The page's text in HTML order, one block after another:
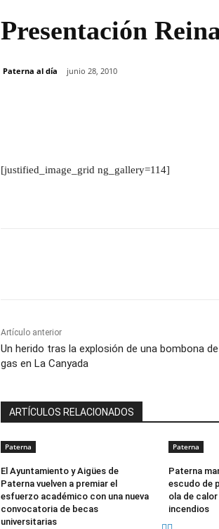
Presentación
Paterna al día junio 28, 2010
[justified_image_grid ng_gallery=114]
Artículo anterior
Un herido tras la explosión de una bombona de
gas en La Canyada
ARTÍCULOS RELACIONADOS
Paterna
El Ayuntamiento y Aigües de
Paterna vuelven a premiar el
esfuerzo académico con una nueva
convocatoria de becas
universitarias
Paterna
Paterna
escudo de
ola de
incendios